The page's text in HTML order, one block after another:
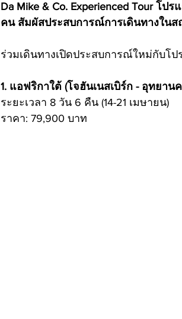
Da Mike & Co. Experienced Tour โป
คน สัมผัสประสบการณ์การเดินทางในส
ร่วมเดินทางเปิดประสบการณ์ใหม่กับโป
1. แอฟริกาใต้ (โจฮันเนสเบิร์ก - อุทยาน
ระยะเวลา 8 วัน 6 คืน (14-21 เมษายน)
ราคา: 79,900 บาท